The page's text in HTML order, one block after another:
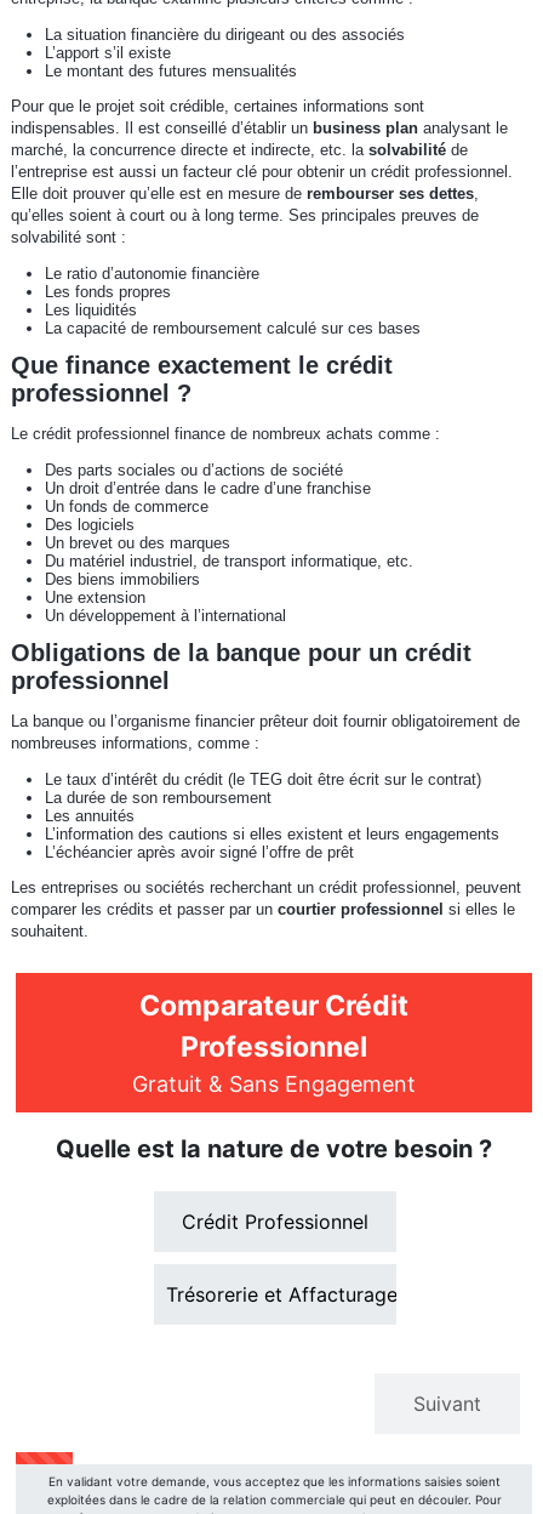
La situation financière du dirigeant ou des associés
L’apport s’il existe
Le montant des futures mensualités
Pour que le projet soit crédible, certaines informations sont
indispensables. Il est conseillé d’établir un business plananalysant le
marché, la concurrence directe et indirecte, etc. la solvabilité de
l’entreprise est aussi un facteur clé pour obtenir un crédit professionnel.
Elle doit prouver qu’elle est en mesure de rembourser ses dettes,
qu’elles soient à court ou à long terme. Ses principales preuves de
solvabilité sont :
Le ratio d’autonomie financière
Les fonds propres
Les liquidités
La capacité de remboursement calculé sur ces bases
Que finance exactement le crédit
professionnel ?
Le crédit professionnel finance de nombreux achats comme :
Des parts sociales ou d’actions de société
Un droit d’entrée dans le cadre d’une franchise
Un fonds de commerce
Des logiciels
Un brevet ou des marques
Du matériel industriel, de transport informatique, etc.
Des biens immobiliers
Une extension
Un développement à l’international
Obligations de la banque pour un crédit
professionnel
La banque ou l’organisme financier prêteur doit fournir obligatoirement de
nombreuses informations, comme :
Le taux d’intérêt du crédit (le TEG doit être écrit sur le contrat)
La durée de son remboursement
Les annuités
L’information des cautions si elles existent et leurs engagements
L’échéancier après avoir signé l’offre de prêt
Les entreprises ou sociétés recherchant un crédit professionnel, peuvent
comparer les crédits et passer par un courtier professionnel si elles le
souhaitent.